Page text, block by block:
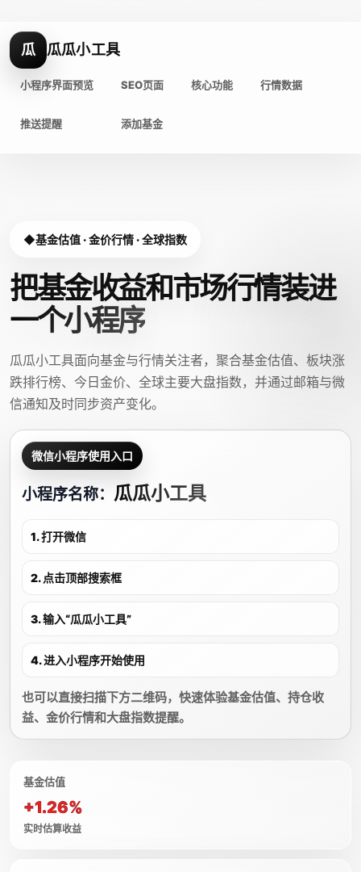
瓜 瓜瓜小工具
小程序界面预览 SEO页面 核心功能 行情数据
推送提醒 添加基金
基金估值 · 金价行情 · 全球指数
把基金收益和市场行情装进
一个小程序
瓜瓜小工具面向基金与行情关注者，聚合基金估值、板块涨
跌排行榜、今日金价、全球主要大盘指数，并通过邮箱与微
信通知及时同步资产变化。
微信小程序使用入口
小程序名称： 瓜瓜小工具
1. 打开微信
2. 点击顶部搜索框
3. 输入“瓜瓜小工具”
4. 进入小程序开始使用
也可以直接扫描下方二维码，快速体验基金估值、持仓收
益、金价行情和大盘指数提醒。
基金估值
+1.26%
实时估算收益